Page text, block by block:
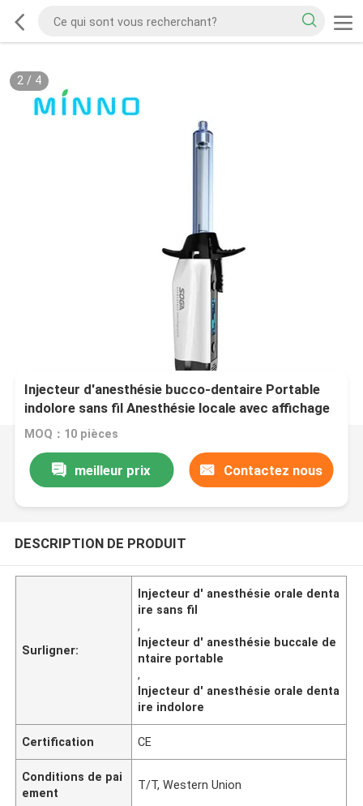
2/ 4
Injecteur d'anesthésie bucco-dentaire Portable
indolore sans fil Anesthésie locale avec affichage
LCD operable
MOQ：10 pièces
meilleur prix Contactez nous
DESCRIPTION DE PRODUIT
Surligner:
Injecteur d' anesthésie orale denta
ire sans fil
,
Injecteur d' anesthésie buccale de
ntaire portable
,
Injecteur d' anesthésie orale denta
ire indolore
Certification CE
Conditions de pai
ement
T/T, Western Union